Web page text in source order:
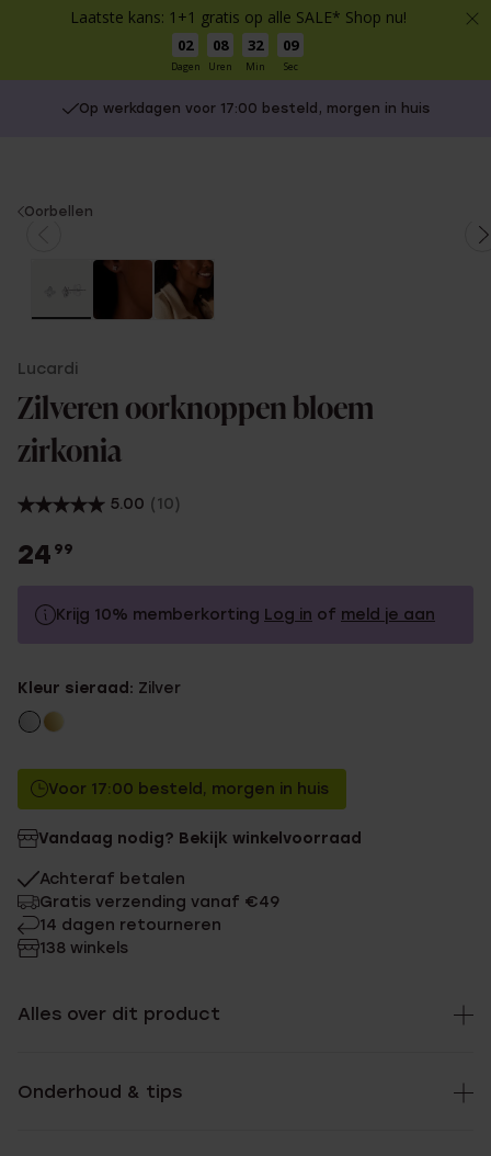
Laatste kans: 1+1 gratis op alle SALE* Shop nu!
02
Dagen
08
Uren
32
Min
09
Sec
Op werkdagen voor 17:00 besteld, morgen in huis
You
Oorbellen
Lucardi
Zilveren oorknoppen bloem
zirkonia
5.00 (10)
24 99
Krijg 10% memberkorting Log in of meld je aan
Zonder memberkorting
Kleur sieraad: Zilver
Voor 17:00 besteld, morgen in huis
Vandaag nodig? Bekijk winkelvoorraad
Achteraf betalen
Gratis verzending vanaf €49
14 dagen retourneren
138 winkels
Alles over dit product
Onderhoud & tips